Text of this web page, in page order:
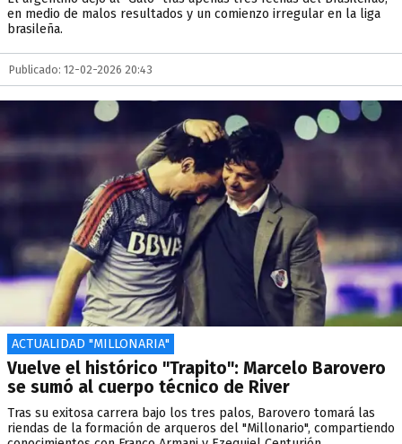
en medio de malos resultados y un comienzo irregular en la liga
brasileña.
Publicado: 12-02-2026 20:43
ACTUALIDAD "MILLONARIA"
Vuelve el histórico "Trapito": Marcelo Barovero
se sumó al cuerpo técnico de River
Tras su exitosa carrera bajo los tres palos, Barovero tomará las
riendas de la formación de arqueros del "Millonario", compartiendo